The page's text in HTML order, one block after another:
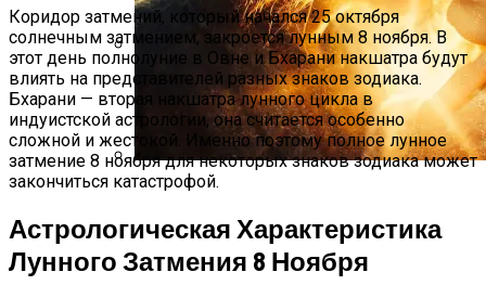
Дебютировал Крупный Кроссовер
Mazda CX-90: Неужели Только Для США?
Как Определить, Что У Вас С Мужчиной
Коридор затмений, который начался 25 октября
солнечным затмением, закроется лунным 8 ноября. В
этот день полнолуние в Овне и Бхарани накшатра будут
влиять на представителей разных знаков зодиака.
Бхарани — вторая накшатра лунного цикла в
индуистской астрологии, она считается особенно
сложной и жестокой. Именно поэтому полное лунное
затмение 8 ноября для некоторых знаков зодиака может
закончиться катастрофой.
Астрологическая Характеристика
Лунного Затмения 8 Ноября